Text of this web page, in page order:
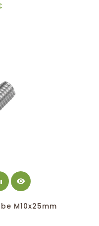
Preis
visibility
M10x25mm